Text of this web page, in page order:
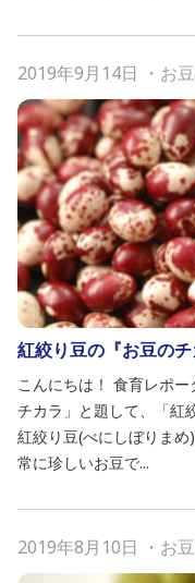
2019年9月14日 ・ お
紅絞り豆の『お豆のチ
こんにちは！ 食育レポ
チカラ」と題して、「紅
紅絞り豆(べにしぼりま
常に珍しいお豆で...
2019年8月10日 ・ お